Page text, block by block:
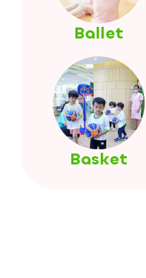
Ballet
Basket